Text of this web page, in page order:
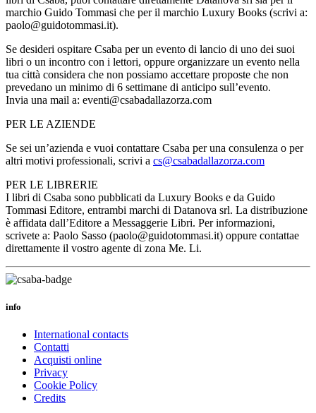
marchio Guido Tommasi che per il marchio Luxury Books (scrivi a:
paolo@guidotommasi.it).
Se desideri ospitare Csaba per un evento di lancio di uno dei suoi
libri o un incontro con i lettori, oppure organizzare un evento nella
tua città considera che non possiamo accettare proposte che non
prevedano un minimo di 6 settimane di anticipo sull’evento.
Invia una mail a: eventi@csabadallazorza.com
PER LE AZIENDE
Se sei un’azienda e vuoi contattare Csaba per una consulenza o per
altri motivi professionali, scrivi a cs@csabadallazorza.com
PER LE LIBRERIE
I libri di Csaba sono pubblicati da Luxury Books e da Guido
Tommasi Editore, entrambi marchi di Datanova srl. La distribuzione
è affidata dall’Editore a Messaggerie Libri. Per informazioni,
scrivete a: Paolo Sasso (paolo@guidotommasi.it) oppure contattae
direttamente il vostro agente di zona Me. Li.
info
International contacts
Contatti
Acquisti online
Privacy
Cookie Policy
Credits